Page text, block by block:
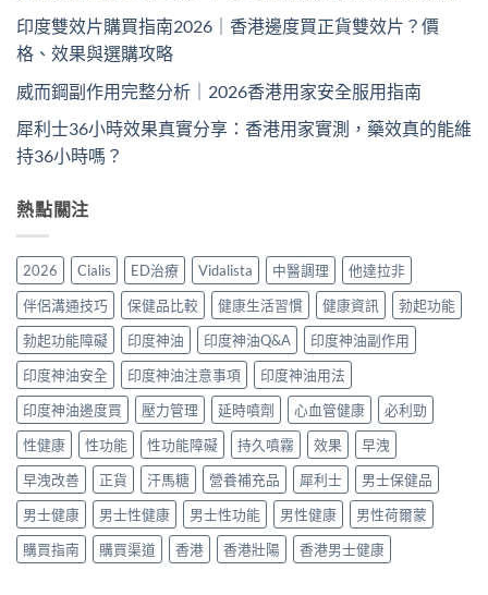
印度雙效片購買指南2026｜香港邊度買正貨雙效片？價
格、效果與選購攻略
威而鋼副作用完整分析｜2026香港用家安全服用指南
犀利士36小時效果真實分享：香港用家實測，藥效真的能維
持36小時嗎？
熱點關注
2026 Cialis ED治療 Vidalista 中醫調理
他達拉非
伴侶溝通技巧
保健品比較 健康生活習慣 健康資訊
勃起功能
勃起功能障礙
印度神油 印度神油Q&A
印度神油副作用
印度神油安全
印度神油注意事項
印度神油用法
印度神油邊度買
壓力管理 延時噴劑 心血管健康
必利勁
性健康
性功能 性功能障礙 持久噴霧 效果
早洩
早洩改善
正貨 汗馬糖 營養補充品 犀利士
男士保健品
男士健康
男士性健康 男士性功能 男性健康
男性荷爾蒙
購買指南
購買渠道 香港 香港壯陽 香港男士健康